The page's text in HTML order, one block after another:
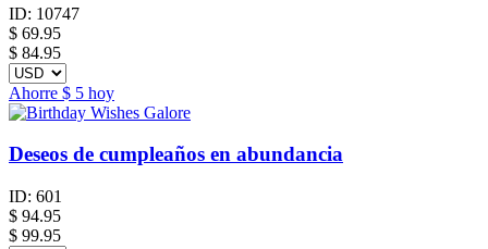
ID: 10747
$ 69.95
$ 84.95
Ahorre $ 5 hoy
Deseos de cumpleaños en abundancia
ID: 601
$ 94.95
$ 99.95